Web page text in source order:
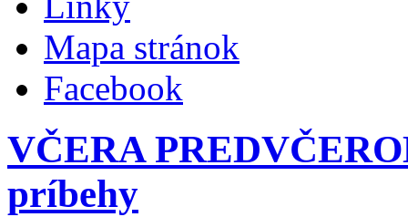
Mapa stránok
Facebook
VČERA
príbehy